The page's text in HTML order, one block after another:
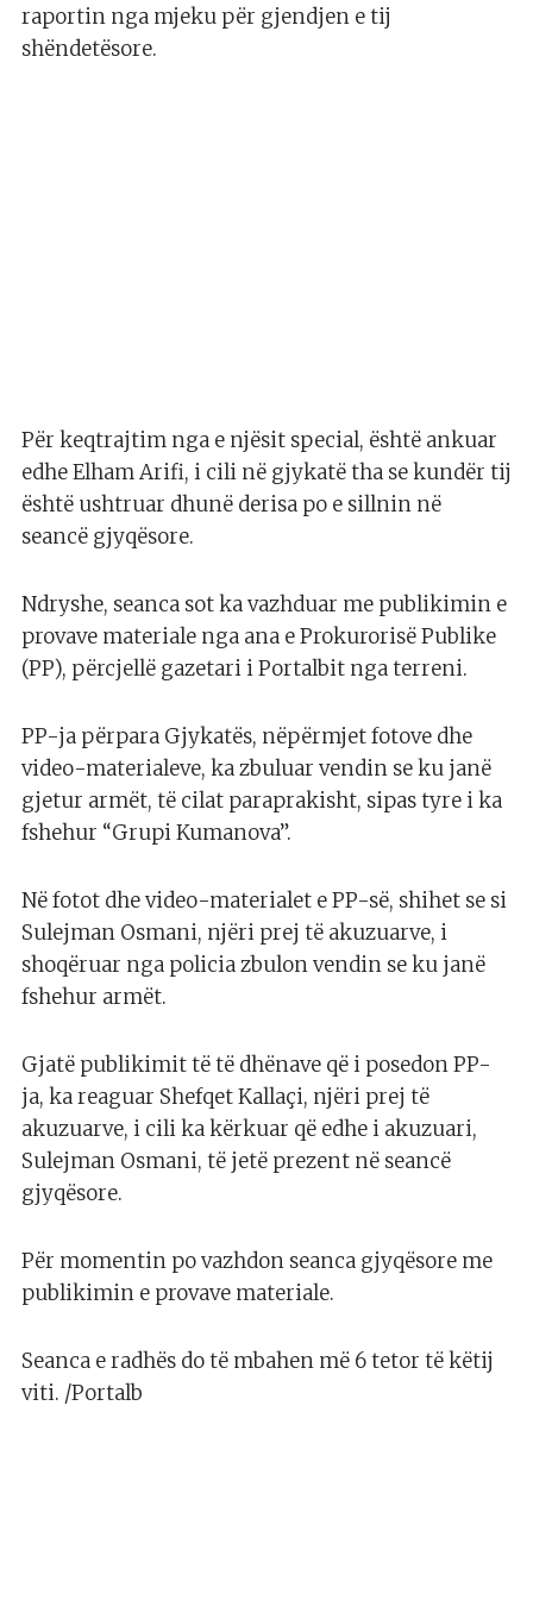
raportin nga mjeku për gjendjen e tij
shëndetësore.
Për keqtrajtim nga e njësit special, është ankuar
edhe Elham Arifi, i cili në gjykatë tha se kundër tij
është ushtruar dhunë derisa po e sillnin në
seancë gjyqësore.
Ndryshe, seanca sot ka vazhduar me publikimin e
provave materiale nga ana e Prokurorisë Publike
(PP), përcjellë gazetari i Portalbit nga terreni.
PP-ja përpara Gjykatës, nëpërmjet fotove dhe
video-materialeve, ka zbuluar vendin se ku janë
gjetur armët, të cilat paraprakisht, sipas tyre i ka
fshehur “Grupi Kumanova”.
Në fotot dhe video-materialet e PP-së, shihet se si
Sulejman Osmani, njëri prej të akuzuarve, i
shoqëruar nga policia zbulon vendin se ku janë
fshehur armët.
Gjatë publikimit të të dhënave që i posedon PP-
ja, ka reaguar Shefqet Kallaçi, njëri prej të
akuzuarve, i cili ka kërkuar që edhe i akuzuari,
Sulejman Osmani, të jetë prezent në seancë
gjyqësore.
Për momentin po vazhdon seanca gjyqësore me
publikimin e provave materiale.
Seanca e radhës do të mbahen më 6 tetor të këtij
viti. /Portalb